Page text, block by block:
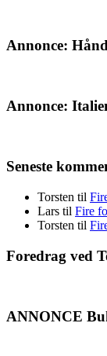
Annonce:
Annonce:
Seneste
Torsten til
Lars til Fire
Torsten til
Foredrag ved
ANNONCE